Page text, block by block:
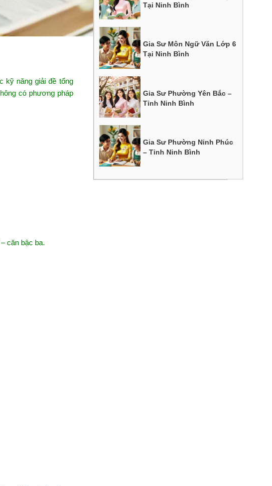
kỹ năng giải đề tổng
có phương pháp
căn bậc ba.
Tại Ninh Bình
Gia Sư Môn Ngữ Văn Lớp 6
Tại Ninh Bình
Gia Sư Phường Yên Bắc –
Tỉnh Ninh Bình
Gia Sư Phường Ninh Phúc
– Tỉnh Ninh Bình